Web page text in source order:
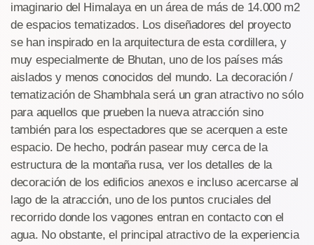
imaginario del Himalaya en un área de más de 14.000 m2
de espacios tematizados. Los diseñadores del proyecto
se han inspirado en la arquitectura de esta cordillera, y
muy especialmente de Bhutan, uno de los países más
aislados y menos conocidos del mundo. La decoración /
tematización de Shambhala será un gran atractivo no sólo
para aquellos que prueben la nueva atracción sino
también para los espectadores que se acerquen a este
espacio. De hecho, podrán pasear muy cerca de la
estructura de la montaña rusa, ver los detalles de la
decoración de los edificios anexos e incluso acercarse al
lago de la atracción, uno de los puntos cruciales del
recorrido donde los vagones entran en contacto con el
agua. No obstante, el principal atractivo de la experiencia